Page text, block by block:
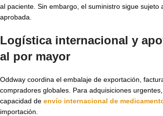
al paciente. Sin embargo, el suministro sigue
aprobada.
Logística internacional y
al por mayor
Oddway coordina el embalaje de exportación,
compradores globales. Para adquisiciones
capacidad de envío internacional de
importación.